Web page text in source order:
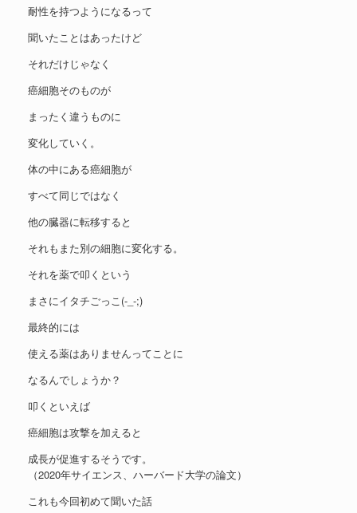
耐性を持つようになるって
聞いたことはあったけど
それだけじゃなく
癌細胞そのものが
まったく違うものに
変化していく。
体の中にある癌細胞が
すべて同じではなく
他の臓器に転移すると
それもまた別の細胞に変化する。
それを薬で叩くという
まさにイタチごっこ(-_-;)
最終的には
使える薬はありませんってことに
なるんでしょうか？
叩くといえば
癌細胞は攻撃を加えると
成長が促進するそうです。
（2020年サイエンス、ハーバード大学の論文）
これも今回初めて聞いた話